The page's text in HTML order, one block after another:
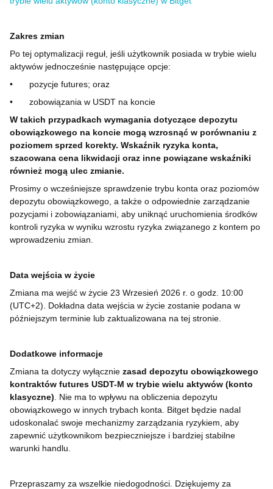
Zakres zmian
Po tej optymalizacji reguł, jeśli użytkownik posiada w trybie wielu
aktywów jednocześnie następujące opcje:
•
pozycje futures; oraz
•
zobowiązania w USDT na koncie
W takich przypadkach wymagania dotyczące depozytu
obowiązkowego na koncie mogą wzrosnąć w porównaniu z
poziomem sprzed korekty. Wskaźnik ryzyka konta,
szacowana cena likwidacji oraz inne powiązane wskaźniki
również mogą ulec zmianie.
Prosimy o wcześniejsze sprawdzenie trybu konta oraz poziomów
depozytu obowiązkowego, a także o odpowiednie zarządzanie
pozycjami i zobowiązaniami, aby uniknąć uruchomienia środków
kontroli ryzyka w wyniku wzrostu ryzyka związanego z kontem po
wprowadzeniu zmian.
Data wejścia w życie
Zmiana ma wejść w życie 23 Wrzesień 2026 r. o godz. 10:00
(UTC+2). Dokładna data wejścia w życie zostanie podana w
późniejszym terminie lub zaktualizowana na tej stronie.
Dodatkowe informacje
Zmiana ta dotyczy wyłącznie zasad depozytu obowiązkowego
kontraktów futures USDT-M w trybie wielu aktywów (konto
klasyczne) . Nie ma to wpływu na obliczenia depozytu
obowiązkowego w innych trybach konta. Bitget będzie nadal
udoskonalać swoje mechanizmy zarządzania ryzykiem, aby
zapewnić użytkownikom bezpieczniejsze i bardziej stabilne
warunki handlu.
Przepraszamy za wszelkie niedogodności. Dziękujemy za